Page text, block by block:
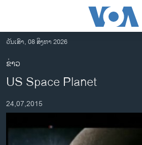
ເຂົ້າ
ຫາ
ຂ້າມ
ຂ້າມ
ໄປ
ຊອກ
ອາເມຣິກາ
ການເລືອກຕັ້ງ ປະທານາທີບໍດີ ສະຫະລັດ 2024
ວັນເສົາ, 08 ສິງຫາ 2026
ຂ່າວ
US Space Planet
24,07,2015